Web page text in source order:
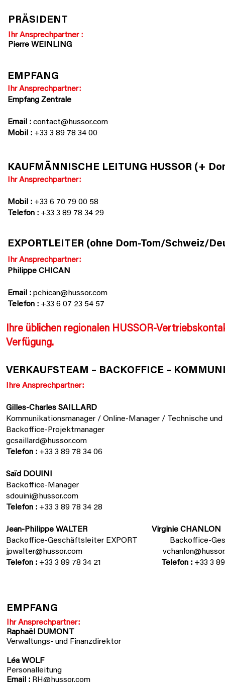
PRÄSIDENT
Ihr Ansprechpartner :
Pierre WEINLING
EMPFANG
Ihr Ansprechpartner:
Empfang Zentrale
Email : contact@hussor.com
Mobil : +33 3 89 78 34 00
KAUFMÄNNISCHE LEITUNG HUSSOR (+
Ihr Ansprechpartner:
Mobil : +33 6 70 79 00 58
Telefon : +33 3 89 78 34 29
EXPORTLEITER (ohne Dom-Tom/Schweiz/
Ihr Ansprechpartner:
Philippe CHICAN
Email : pchican@hussor.com
Telefon : +33 6 07 23 54 57
Ihre üblichen regionalen HUSSOR-
Verfügung.
VERKAUFSTEAM – BACKOFFICE –
Ihre Ansprechpartner:
Gilles-Charles SAILLARD
Kommunikationsmanager / Online-Manager / Technische
Backoffice-Projektmanager
gcsaillard@hussor.com
Telefon : +33 3 89 78 34 06
Saïd DOUINI
Backoffice-Manager
sdouini@hussor.com
Telefon : +33 3 89 78 34 28
Jean-Philippe WALTER Virginie CHANLON
Backoffice-Geschäftsleiter EXPORT Backoffice-
jpwalter@hussor.com
Telefon : +33 3 89 78 34 21 Telefon : +33 3
EMPFANG
Ihr Ansprechpartner:
Raphaël DUMONT
Verwaltungs- und Finanzdirektor
Léa WOLF
Personalleitung
Email : RH@hussor.com